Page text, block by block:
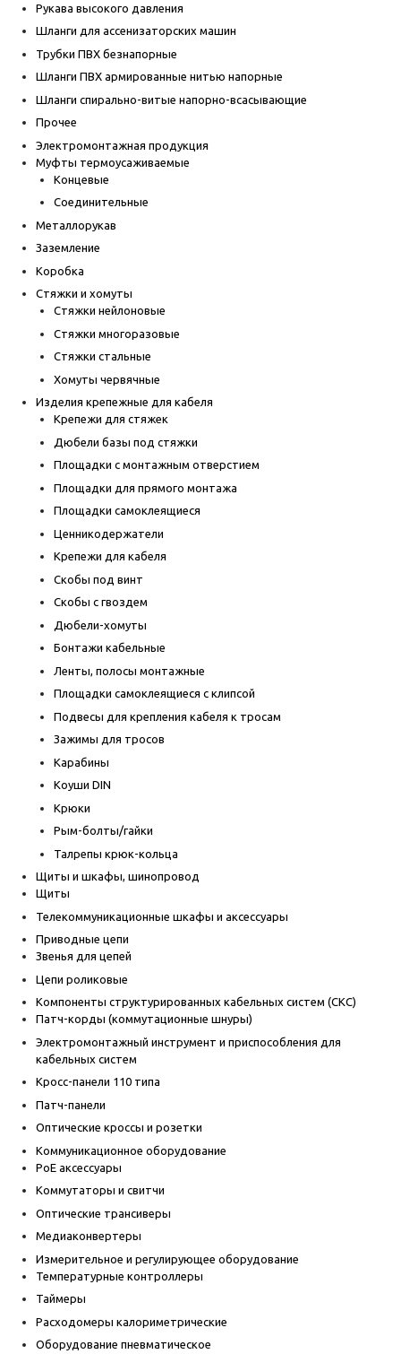
Рукава высокого давления
Шланги для ассенизаторских машин
Трубки ПВХ безнапорные
Шланги ПВХ армированные нитью напорные
Шланги спирально-витые напорно-всасывающие
Прочее
Электромонтажная продукция
Муфты термоусаживаемые
Концевые
Соединительные
Металлорукав
Заземление
Коробка
Стяжки и хомуты
Стяжки нейлоновые
Стяжки многоразовые
Стяжки стальные
Хомуты червячные
Изделия крепежные для кабеля
Крепежи для стяжек
Дюбели базы под стяжки
Площадки с монтажным отверстием
Площадки для прямого монтажа
Площадки самоклеящиеся
Ценникодержатели
Крепежи для кабеля
Скобы под винт
Скобы с гвоздем
Дюбели-хомуты
Бонтажи кабельные
Ленты, полосы монтажные
Площадки самоклеящиеся с клипсой
Подвесы для крепления кабеля к тросам
Зажимы для тросов
Карабины
Коуши DIN
Крюки
Рым-болты/гайки
Талрепы крюк-кольца
Щиты и шкафы, шинопровод
Щиты
Телекоммуникационные шкафы и аксессуары
Приводные цепи
Звенья для цепей
Цепи роликовые
Компоненты структурированных кабельных систем (СКС)
Патч-корды (коммутационные шнуры)
Электромонтажный инструмент и приспособления для
кабельных систем
Кросс-панели 110 типа
Патч-панели
Оптические кроссы и розетки
Коммуникационное оборудование
PoE аксессуары
Коммутаторы и свитчи
Оптические трансиверы
Медиаконвертеры
Измерительное и регулирующее оборудование
Температурные контроллеры
Таймеры
Расходомеры калориметрические
Оборудование пневматическое